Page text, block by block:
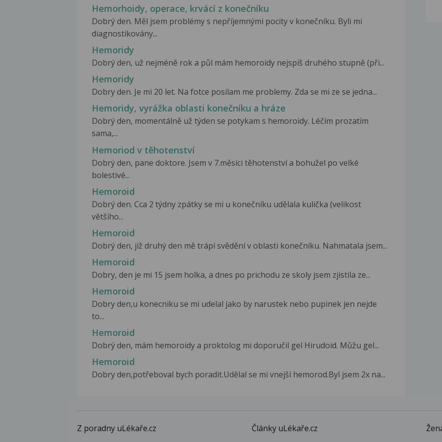
Hemorhoidy, operace, krvácí z konečníku
Dobrý den. Měl jsem problémy s nepříjemnými pocity v konečníku. Byli mi
diagnostikovány...
Hemoridy
Dobrý den, už nejméně rok a půl mám hemoroidy nejspíš druhého stupně (při...
Hemoridy
Dobry den. Je mi 20 let. Na fotce posilam me problemy. Zda se mi ze se jedna...
Hemoridy, vyrážka oblasti konečníku a hráze
Dobrý den, momentálně už týden se potykam s hemoroidy. Léčím prozatím
sama,...
Hemoriod v těhotenství
Dobrý den, pane doktore. Jsem v 7.měsíci těhotenství a bohužel po velké
bolestivé...
Hemoroid
Dobrý den. Cca 2 týdny zpátky se mi u konečníku udělala kulička (velikost
většího...
Hemoroid
Dobrý den, již druhý den mě trápí svědění v oblasti konečníku. Nahmatala jsem...
Hemoroid
Dobry, den je mi 15 jsem holka, a dnes po prichodu ze skoly jsem zjistila ze...
Hemoroid
Dobry den,u konecniku se mi udelal jako by narustek nebo pupinek jen nejde
to...
Hemoroid
Dobrý den, mám hemoroidy a proktolog mi doporučil gel Hirudoid. Můžu gel...
Hemoroid
Dobry den,potřeboval bych poradit.Udělal se mi vnejší hemorod.Byl jsem 2x na...
Z poradny uLékaře.cz Články uLékaře.cz